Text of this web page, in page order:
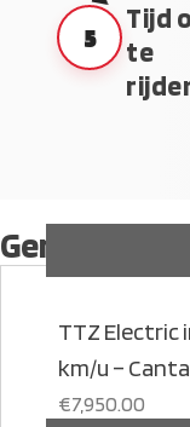
5
Tijd
te
TTZ Electric
km/u –
€7,950.00